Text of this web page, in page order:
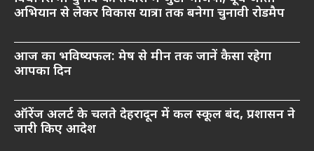
अभियान से लेकर विकास यात्रा तक बनेगा चुनावी रोडमैप
आज का भविष्यफल: मेष से मीन तक जानें कैसा रहेगा
आपका दिन
ऑरेंज अलर्ट के चलते देहरादून में कल स्कूल बंद, प्रशासन ने
जारी किए आदेश